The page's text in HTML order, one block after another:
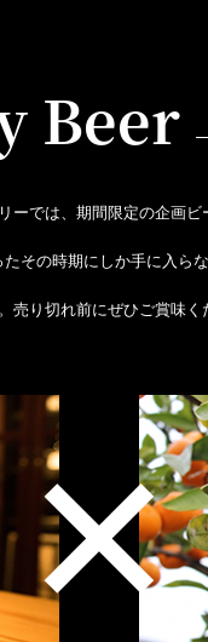
Beer
ーでは、期間限定の企画ビ
その時期にしか手に入ら
売り切れ前にぜひご賞味く